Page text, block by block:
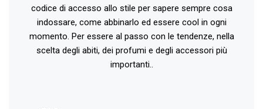
codice di accesso allo stile per sapere sempre cosa
indossare, come abbinarlo ed essere cool in ogni
momento. Per essere al passo con le tendenze, nella
scelta degli abiti, dei profumi e degli accessori più
importanti..